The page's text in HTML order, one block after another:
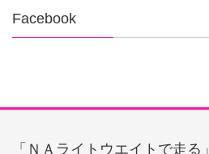
Facebook
「ＮＡライトウエイトで走る」